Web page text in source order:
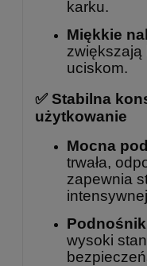
karku.
Miękkie
zwiększają
uciskom.
✅ Stabilna
użytkowanie
Mocna
trwała,
zapewnia
wysoki